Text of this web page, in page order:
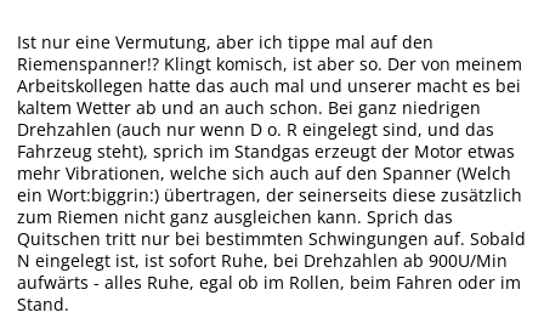
Ist nur eine Vermutung, aber ich tippe mal auf den
Riemenspanner!? Klingt komisch, ist aber so. Der von meinem
Arbeitskollegen hatte das auch mal und unserer macht es bei
kaltem Wetter ab und an auch schon. Bei ganz niedrigen
Drehzahlen (auch nur wenn D o. R eingelegt sind, und das
Fahrzeug steht), sprich im Standgas erzeugt der Motor etwas
mehr Vibrationen, welche sich auch auf den Spanner (Welch
ein Wort:biggrin:) übertragen, der seinerseits diese zusätzlich
zum Riemen nicht ganz ausgleichen kann. Sprich das
Quitschen tritt nur bei bestimmten Schwingungen auf. Sobald
N eingelegt ist, ist sofort Ruhe, bei Drehzahlen ab 900U/Min
aufwärts - alles Ruhe, egal ob im Rollen, beim Fahren oder im
Stand.